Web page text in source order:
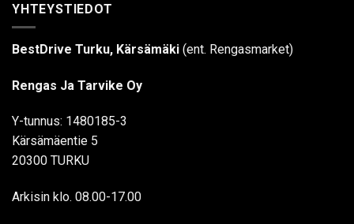
YHTEYSTIEDOT
BestDrive Turku, Kärsämäki (ent. Rengasmarket)
Rengas Ja Tarvike Oy
Y-tunnus: 1480185-3
Kärsämäentie 5
20300 TURKU
Arkisin klo. 08.00-17.00